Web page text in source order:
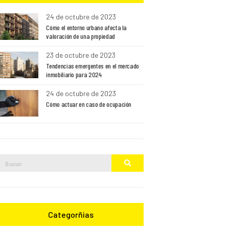
24 de octubre de 2023
Cómo el entorno urbano afecta la
valoración de una propiedad
23 de octubre de 2023
Tendencias emergentes en el mercado
inmobiliario para 2024
24 de octubre de 2023
Cómo actuar en caso de ocupación
Buscar
Categorñias